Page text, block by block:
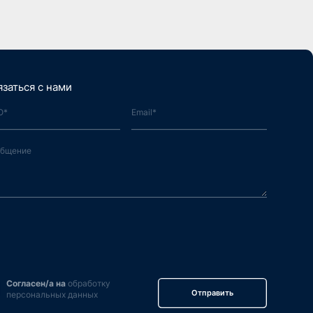
с нами
Согласен/а наобработку
персональных данных
Отправить